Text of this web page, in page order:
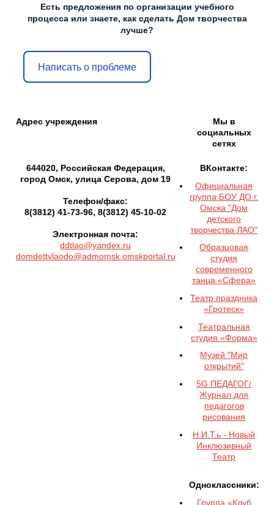
Есть предложения по организации учебного
процесса или знаете, как сделать Дом творчества
лучше?
Написать о проблеме
Адрес учреждения
Мы в
социальных
сетях
644020, Российская Федерация,
город Омск, улица Серова, дом 19
Телефон/факс:
8(3812) 41-73-96, 8(3812) 45-10-02
Электронная почта:
ddtlao@yandex.ru
domdettvlaodo@admomsk.omskportal.ru
ВКонтакте:
Официальная
группа БОУ ДО г.
Омска "Дом
детского
творчества ЛАО"
Образцовая
студия
современного
танца «Сфера»
Театр праздника
«Гротеск»
Театральная
студия «Форма»
Музей "Мир
открытий"
5G ПЕДАГОГ/
Журнал для
педагогов
рисования
Н.И.Т.ь - Новый
Инклюзивный
Театр
Одноклассники:
Группа «Клуб